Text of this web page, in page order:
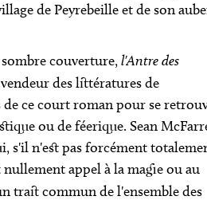
de Peyrebeille et de son
couverture,l'Antre des
des littératures de
ce court roman pour se
ou de féerique. Sean
s'il n'est pas forcément
appel à la magie ou au
trait commun de l'ensemble des